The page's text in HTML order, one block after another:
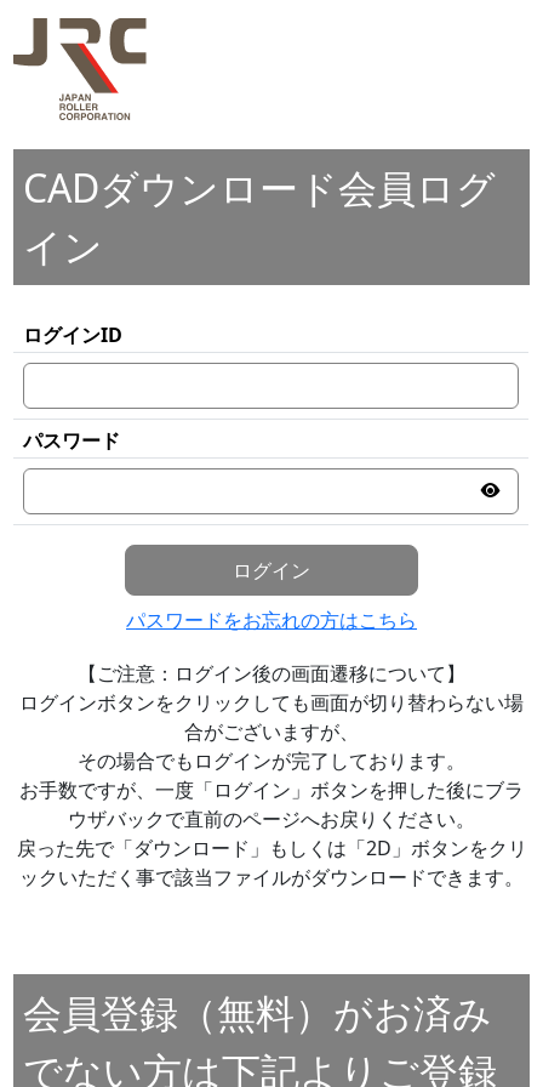
CADダウンロード会員ログ
イン
ログインID
パスワード
ログイン
パスワードをお忘れの方はこちら
【ご注意：ログイン後の画面遷移について】
ログインボタンをクリックしても画面が切り替わらない場
合がございますが、
その場合でもログインが完了しております。
お手数ですが、一度「ログイン」ボタンを押した後にブラ
ウザバックで直前のページへお戻りください。
戻った先で「ダウンロード」もしくは「2D」ボタンをクリ
ックいただく事で該当ファイルがダウンロードできます。
会員登録（無料）がお済み
でない方は下記よりご登録